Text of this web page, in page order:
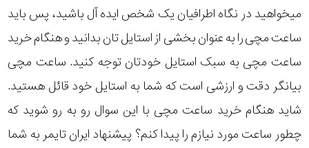
میخواهید در نگاه اطرافیان یک شخص ایده آل باشید، پس باید
ساعت مچی را به عنوان بخشی از استایل تان بدانید و هنگام خرید
ساعت مچی به سبک استایل خودتان توجه کنید. ساعت مچی
بیانگر دقت و ارزشی است که شما به استایل خود قائل هستید.
شاید هنگام خرید ساعت مچی با این سوال رو به رو شوید که
چطور ساعت مورد نیازم را پیدا کنم؟ پیشنهاد ایران تایمر به شما
لیکوپر
آدیداس
متی
جنسیت
استایل
محدوده